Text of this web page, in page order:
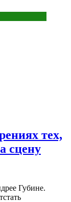
тех,
сцену
Губине.